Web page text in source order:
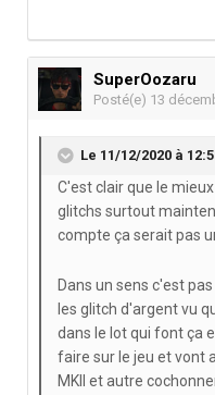
SuperOozaru
Posté(e) 13
Le 11/12/2020 à
C'est clair que le
glitchs surtout
compte ça serait pas
Dans un sens c'est
les glitch d'argent vu
dans le lot qui font ça
faire sur le jeu et vont
MKII et autre